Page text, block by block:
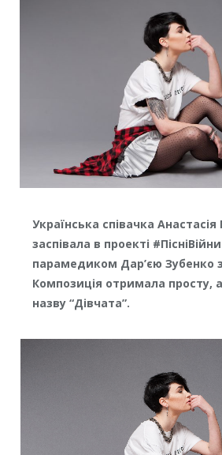
Українська співачка
заспівала в проекті
парамедиком Дар’єю Зубенко
Композиція отримала просту,
назву “Дівчата”.